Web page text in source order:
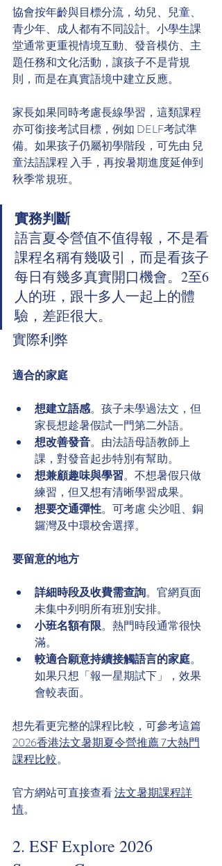
協會按年齡與目標分流，幼兒、兒童、
青少年、成人都有不同設計。小學生課
堂通常更重視情境互動、發音模仿、主
題任務和文化活動，讓孩子不是背規
則，而是在真實語境中建立反應。
家長如果同時考慮長線學習，這類課程
亦可銜接考試目標，例如 DELF考試準
備。如果孩子仍屬初學階段，可先由 兒
童法語課程 入手，再按暑期進度延伸到
秋季常規班。
實務判斷
語言夏令營值不值得報，不是看
課程名稱有幾吸引，而是看孩子
每日有幾多真實開口機會。2至6
人的班，跟十多人一起上的體
驗，差距很大。
實際利弊
適合的家庭
想建立語感。孩子未學過法文，但
家長想趁暑假試一門第二外語。
想改善發音。由法語母語教師上
課，對發音起步特別有幫助。
想兼顧趣味與學習。不想暑假只做
練習，但又想有清晰學習成果。
想要交通彈性。可考慮 尖沙咀、銅
鑼灣及中環校舍選擇。
要留意的地方
詳細時段及收費需查詢。官網頁面
未集中列明所有班別安排。
小班名額有限。熱門時段通常很快
滿。
較適合願意持續接觸語言的家庭。
如果只想「報一星期試下」，效果
會較表面。
想先看更完整的課程比較，可參考這篇
2026香港法文暑期夏令營推薦 7大熱門
課程比較。
官方網站可直接查看 法文暑期課程詳
情。
2. ESF Explore 2026